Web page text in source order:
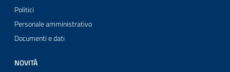
Politici
Personale amministrativo
Documenti e dati
NOVITÀ